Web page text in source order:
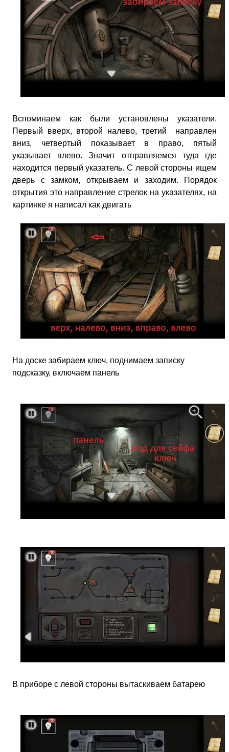
Вспоминаем как были установлены указатели.
Первый вверх, второй налево, третий направлен
вниз, четвертый показывает в право, пятый
указывает влево. Значит отправляемся туда где
находится первый указатель. С левой стороны ищем
дверь с замком, открываем и заходим. Порядок
открытия это направление стрелок на указателях, на
картинке я написал как двигать
На доске забираем ключ, поднимаем записку
подсказку, включаем панель
В приборе с левой стороны вытаскиваем батарею